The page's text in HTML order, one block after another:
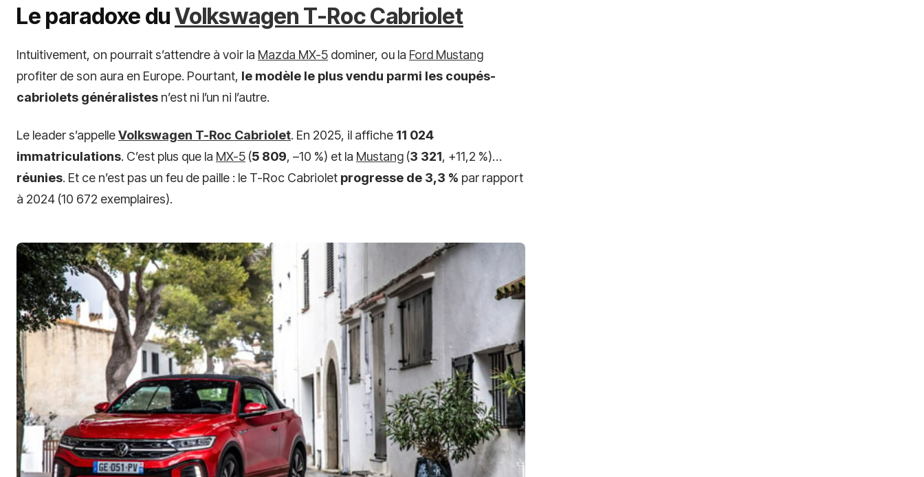
Le paradoxe duVolkswagen T-Roc Cabriolet
Intuitivement, on pourrait s’attendre à voir la Mazda MX-5 dominer, ou la Ford Mustang
profiter de son aura en Europe. Pourtant, le modèle le plus vendu parmi les coupés-
cabriolets généralistes n’est ni l’un ni l’autre.
Le leader s’appelleVolkswagen T-Roc Cabriolet. En 2025, il affiche 11 024
immatriculations. C’est plus que la MX-5 (5 809, –10 %) et la Mustang (3 321, +11,2 %)…
réunies. Et ce n’est pas un feu de paille : le T-Roc Cabriolet progresse de 3,3 % par rapport
à 2024 (10 672 exemplaires).